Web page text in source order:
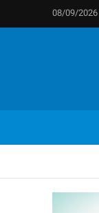
08/09/2026